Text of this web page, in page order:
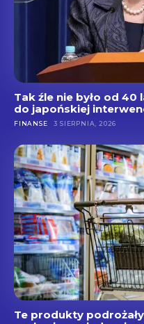
Tak źle nie było od 40
do japońskiej
FINANSE 3 SIERPNIA, 2026
Te produkty